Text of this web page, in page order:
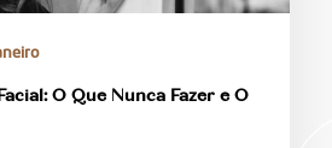
O Que Nunca Fazer e O